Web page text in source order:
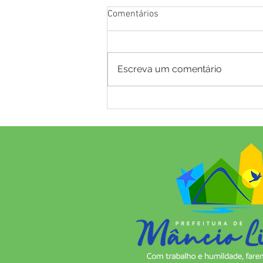
entregou 18 sistemas de
Comentários
Escreva um comentário